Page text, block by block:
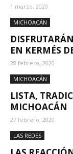
1 marzo, 2020
MICHOACÁN
EN KERMÉS
28 febrero, 2020
MICHOACÁN
LISTA,
MICHOACÁN
27 febrero, 2020
LAS REDES